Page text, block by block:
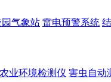
园气象站 雷电预警系统
农业环境检测仪 害虫自动